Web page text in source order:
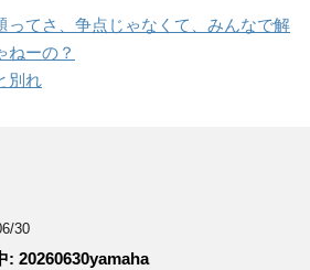
ってさ、争点じゃなくて、みんなで解
ねーの？
別れ
30
: 20260630yamaha